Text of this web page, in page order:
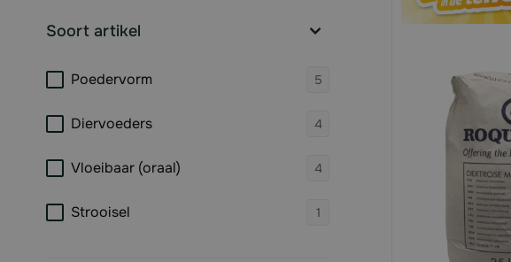
Soort artikel
Poedervorm 5 products available
Diervoeders 4 products available
Vloeibaar (oraal) 4
Strooisel 1